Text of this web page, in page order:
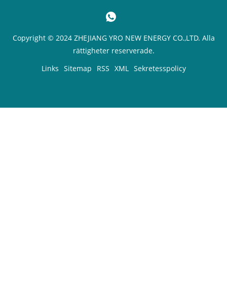
Copyright © 2024 ZHEJIANG YRO NEW ENERGY CO.,LTD. Alla
rättigheter reserverade.
Links Sitemap RSS XML Sekretesspolicy